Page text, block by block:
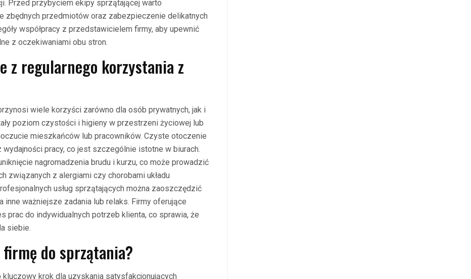
Przed przybyciem ekipy sprzątającej warto
przedmiotów oraz zabezpieczenie delikatnych
współpracy z przedstawicielem firmy, aby upewnić
z oczekiwaniami obu stron.
z regularnego korzystania z
wiele korzyści zarówno dla osób prywatnych, jak i
poziom czystości i higieny w przestrzeni życiowej lub
mieszkańców lub pracowników. Czyste otoczenie
pracy, co jest szczególnie istotne w biurach.
nagromadzenia brudu i kurzu, co może prowadzić
związanych z alergiami czy chorobami układu
usług sprzątających można zaoszczędzić
inne ważniejsze zadania lub relaks. Firmy oferujące
prac do indywidualnych potrzeb klienta, co sprawia, że
siebie.
do sprzątania?
krok dla uzyskania satysfakcjonujących